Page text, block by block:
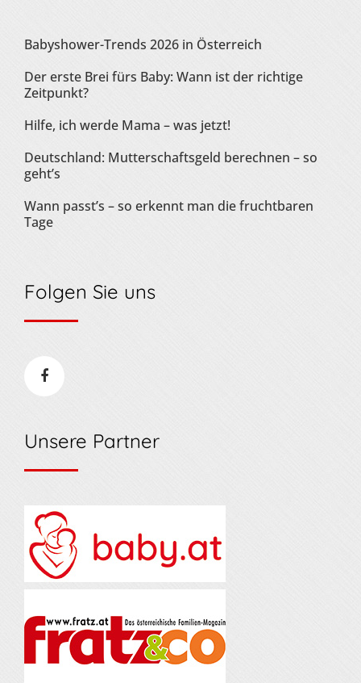
Babyshower-Trends 2026 in Österreich
Der erste Brei fürs Baby: Wann ist der richtige
Zeitpunkt?
Hilfe, ich werde Mama – was jetzt!
Deutschland: Mutterschaftsgeld berechnen – so
geht’s
Wann passt’s – so erkennt man die fruchtbaren
Tage
Folgen Sie uns
Unsere Partner